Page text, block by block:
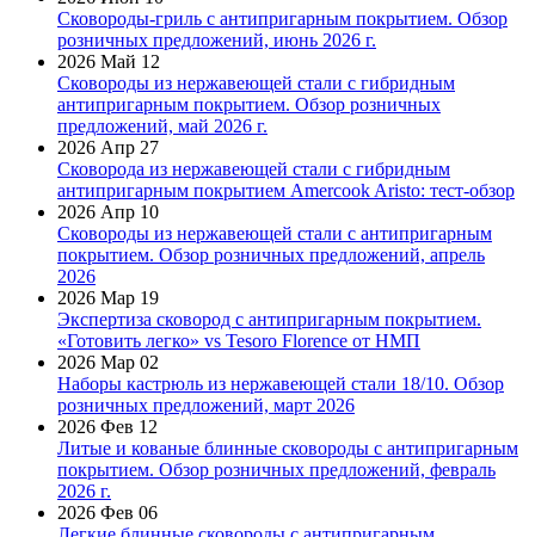
Сковороды-гриль с антипригарным покрытием. Обзор
розничных предложений, июнь 2026 г.
2026 Май 12
Сковороды из нержавеющей стали с гибридным
антипригарным покрытием. Обзор розничных
предложений, май 2026 г.
2026 Апр 27
Сковорода из нержавеющей стали с гибридным
антипригарным покрытием Amercook Aristo: тест-обзор
2026 Апр 10
Сковороды из нержавеющей стали с антипригарным
покрытием. Обзор розничных предложений, апрель
2026
2026 Мар 19
Экспертиза сковород с антипригарным покрытием.
«Готовить легко» vs Tesoro Florence от НМП
2026 Мар 02
Наборы кастрюль из нержавеющей стали 18/10. Обзор
розничных предложений, март 2026
2026 Фев 12
Литые и кованые блинные сковороды с антипригарным
покрытием. Обзор розничных предложений, февраль
2026 г.
2026 Фев 06